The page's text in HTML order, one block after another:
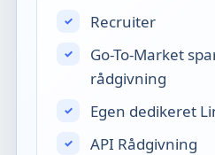
Recruiter
Go-To-Market
rådgivning
Egen dedikeret
API Rådgivning